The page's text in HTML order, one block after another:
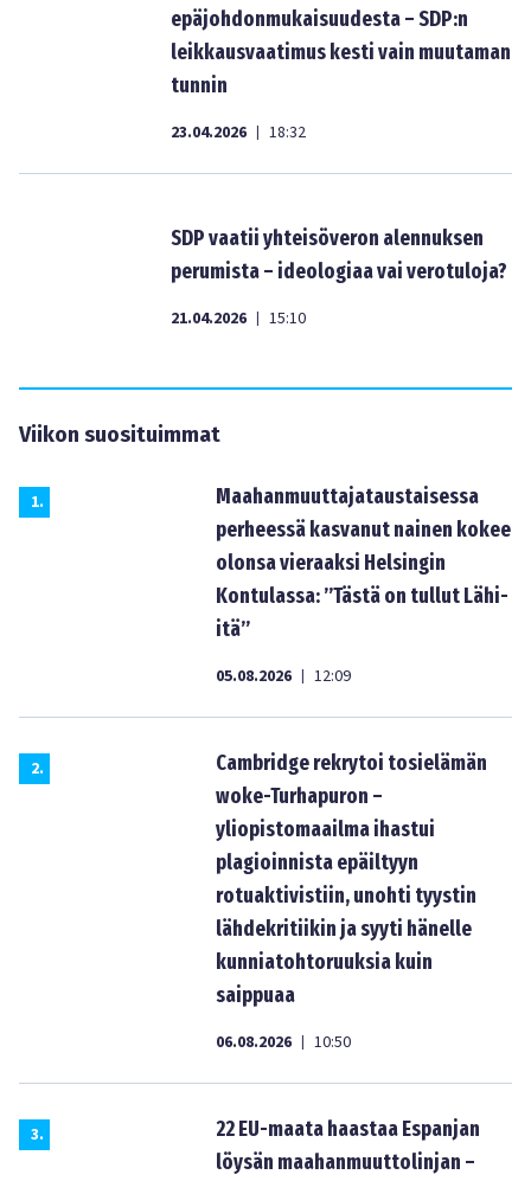
epäjohdonmukaisuudesta – SDP:n
leikkausvaatimus kesti vain muutaman
tunnin
23.04.2026 | 18:32
SDP vaatii yhteisöveron alennuksen
perumista – ideologiaa vai verotuloja?
21.04.2026 | 15:10
Viikon suosituimmat
1.
Maahanmuuttajataustaisessa
perheessä kasvanut nainen kokee
olonsa vieraaksi Helsingin
Kontulassa: ”Tästä on tullut Lähi-
itä”
05.08.2026 | 12:09
2.
Cambridge rekrytoi tosielämän
woke-Turhapuron –
yliopistomaailma ihastui
plagioinnista epäiltyyn
rotuaktivistiin, unohti tyystin
lähdekritiikin ja syyti hänelle
kunniatohtoruuksia kuin
saippuaa
06.08.2026 | 10:50
3.
22 EU-maata haastaa Espanjan
löysän maahanmuuttolinjan –